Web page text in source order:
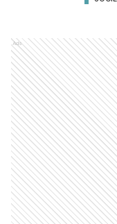
Ads